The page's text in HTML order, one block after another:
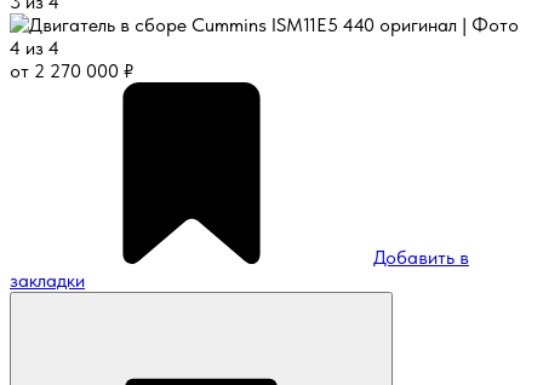
от 2 270 000 ₽
Добавить в
закладки